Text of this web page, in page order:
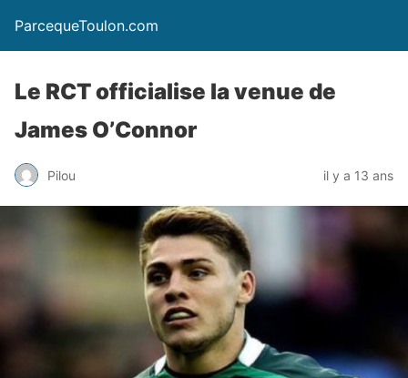
ParcequeToulon.com
Le RCT officialise la venue de
James O’Connor
Pilou il y a 13 ans